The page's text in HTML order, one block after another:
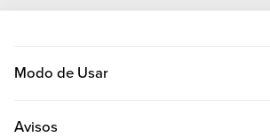
Modo de Usar
Avisos